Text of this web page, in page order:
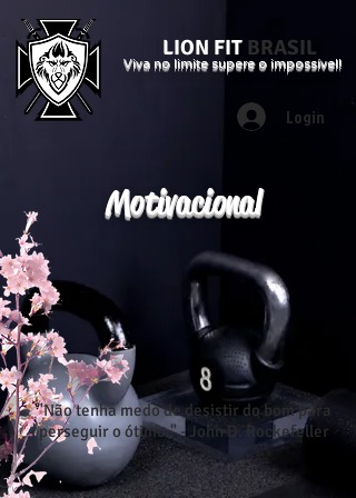
LION FIT BRASIL
Viva no limite supere o impossível!
Login
Motivacional
"Não tenha medo de desistir do bom para
perseguir o ótimo." - John D. Rockefeller